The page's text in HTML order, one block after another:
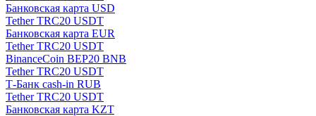
Банковская карта USD
Tether TRC20 USDT
Банковская карта EUR
Tether TRC20 USDT
BinanceCoin BEP20 BNB
Tether TRC20 USDT
Т-Банк cash-in RUB
Tether TRC20 USDT
Банковская карта KZT